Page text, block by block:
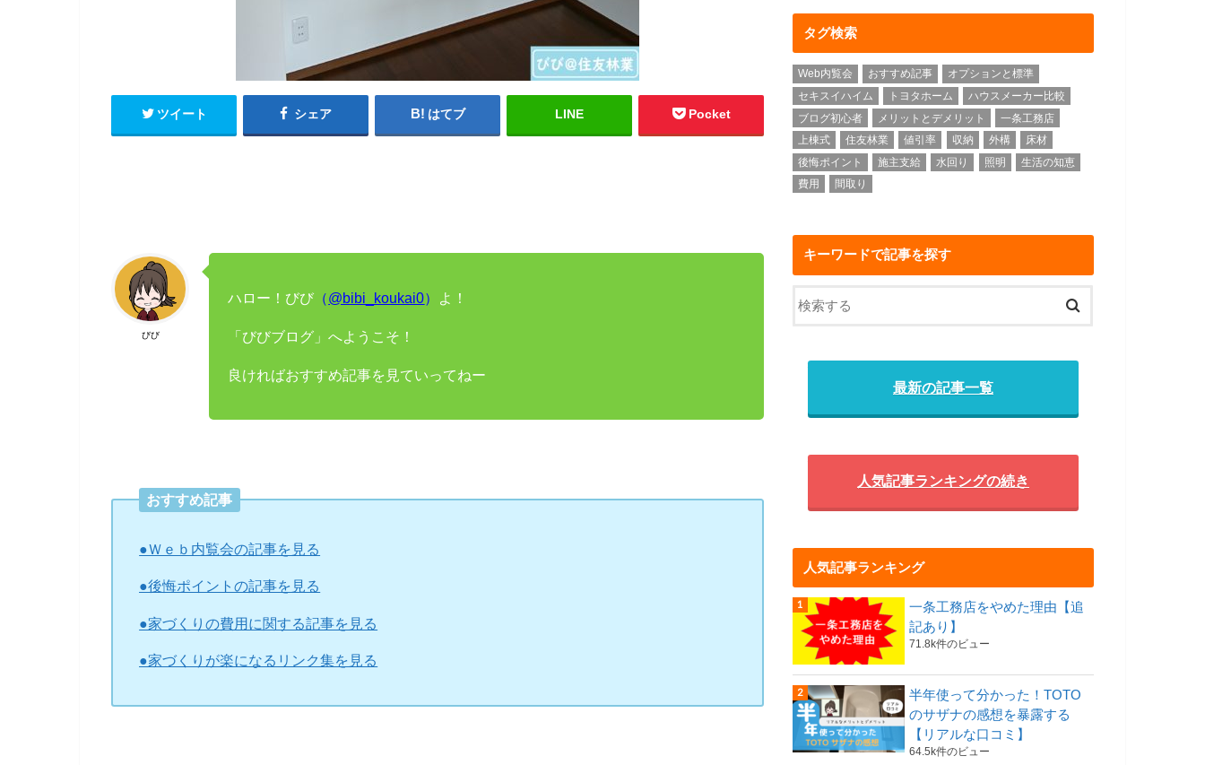
ツイート シェア はてブ LINE Pocket
びび
ハロー！びび （@bibi_koukai0） よ！
「びびブログ」へようこそ！
良ければおすすめ記事を見ていってねー
おすすめ記事
●Ｗｅｂ内覧会の記事を見る
●後悔ポイントの記事を見る
●家づくりの費用に関する記事を見る
●家づくりが楽になるリンク集を見る
タグ検索
Web内覧会 おすすめ記事
オプションと標準
セキスイハイム
トヨタホーム
ハウスメーカー比較
ブログ初心者
メリットとデメリット
一条工務店
上棟式
住友林業 値引率 収納 外構
床材
後悔ポイント
施主支給 水回り 照明
生活の知恵
費用
間取り
キーワードで記事を探す
最新の記事一覧
人気記事ランキングの続き
人気記事ランキング
一条工務店をやめた理由【追
記あり】
71.8k件のビュー
半年使って分かった！TOTO
のサザナの感想を暴露する
【リアルな口コミ】
64.5k件のビュー